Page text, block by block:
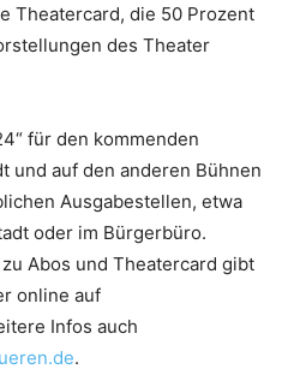
Theatercard, die 50 Prozent
des Theater
für den kommenden
und auf den anderen Bühnen
Ausgabestellen, etwa
oder im Bürgerbüro.
Abos und Theatercard gibt
online auf
Infos auch
.